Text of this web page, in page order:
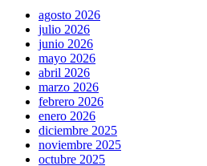
agosto 2026
julio 2026
junio 2026
mayo 2026
abril 2026
marzo 2026
febrero 2026
enero 2026
diciembre 2025
noviembre 2025
octubre 2025